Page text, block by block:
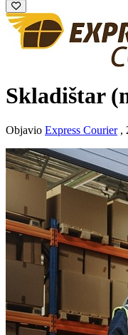
Skladištar
Objavio Express Courier,